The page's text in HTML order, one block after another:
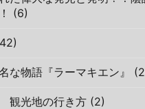
(6)
な物語『ラーマキエン』
観光地の行き方 (2)